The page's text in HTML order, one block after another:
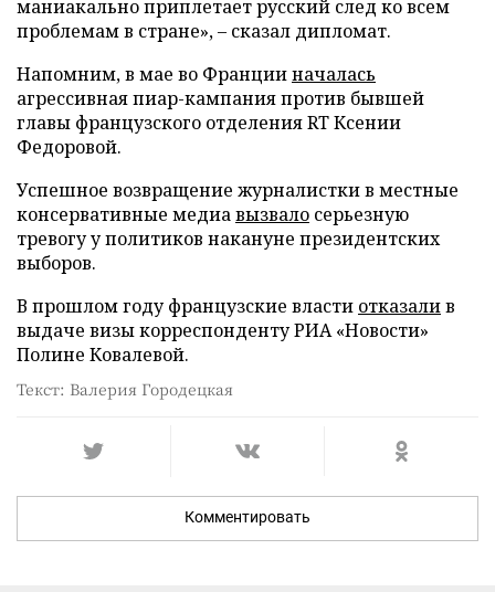
маниакально приплетает русский след ко всем
проблемам в стране», – сказал дипломат.
Напомним, в мае во Францииначалась
агрессивная пиар-кампания против бывшей
главы французского отделения RT Ксении
Федоровой.
Успешное возвращение журналистки в местные
консервативные медиавызвало серьезную
тревогу у политиков накануне президентских
выборов.
В прошлом году французские власти отказалив
выдаче визы корреспонденту РИА «Новости»
Полине Ковалевой.
Текст: Валерия Городецкая
Комментировать